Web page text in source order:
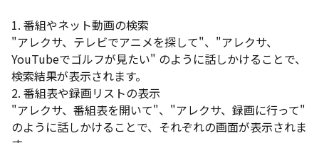
1. 番組やネット動画の検索
"アレクサ、テレビでアニメを探して"、"アレクサ、
YouTubeでゴルフが見たい" のように話しかけることで、
検索結果が表示されます。
2. 番組表や録画リストの表示
"アレクサ、番組表を開いて"、"アレクサ、録画に行って"
のように話しかけることで、それぞれの画面が表示されま